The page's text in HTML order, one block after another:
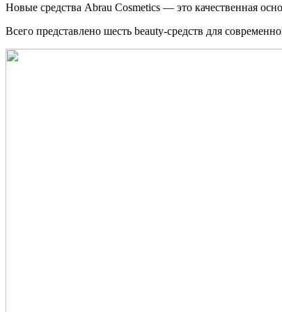
Новые средства Abrau Cosmetics — это качественная
Всего представлено шесть beauty-средств для